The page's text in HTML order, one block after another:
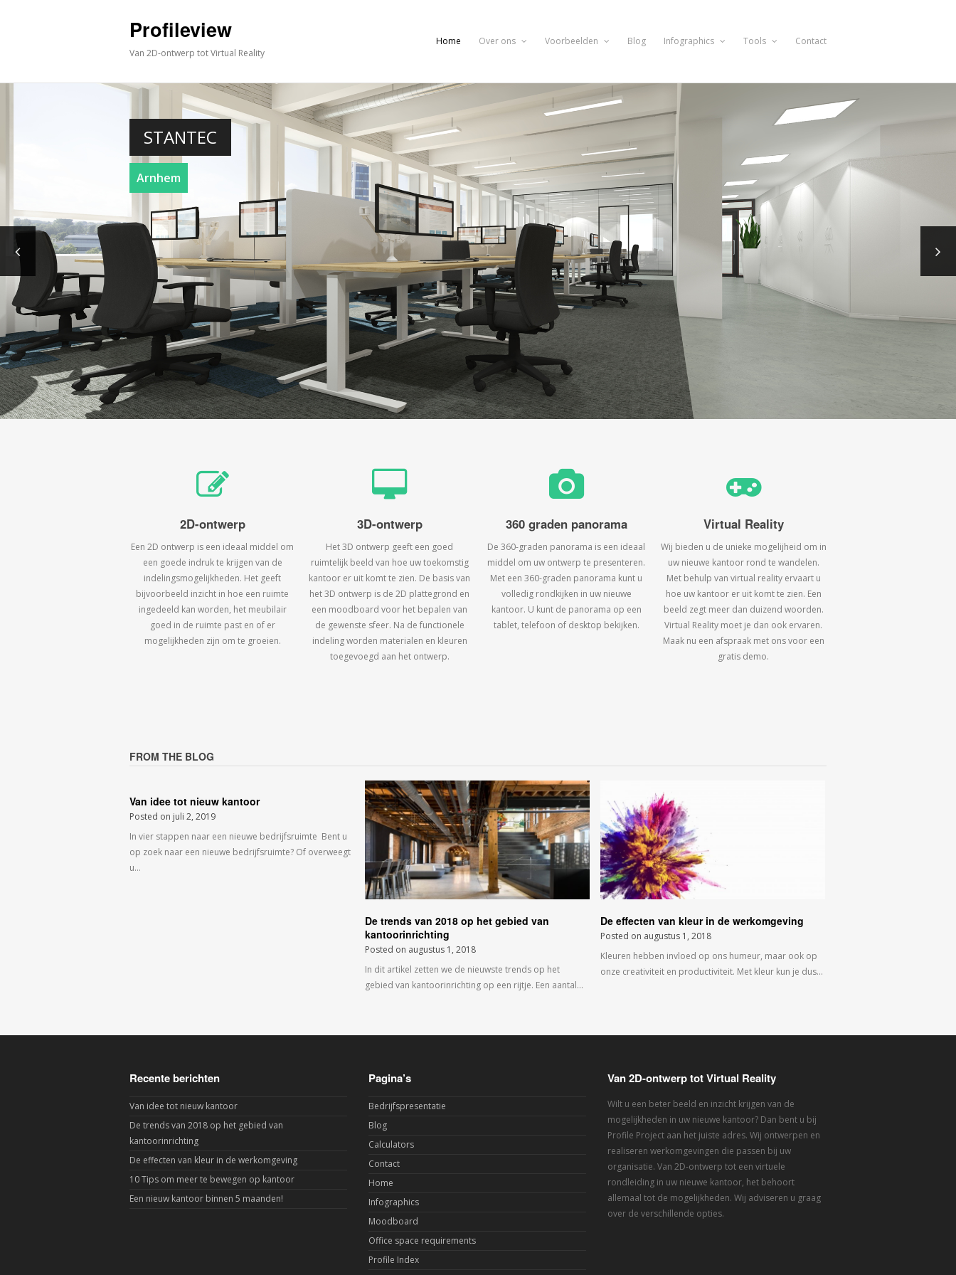
Profileview
Van 2D-ontwerp tot Virtual Reality
Home Over ons Voorbeelden Blog Infographics Tools Contact
STANTEC
Arnhem
2D-ontwerp
Een 2D ontwerp is een ideaal middel om
een goede indruk te krijgen van de
indelingsmogelijkheden. Het geeft
bijvoorbeeld inzicht in hoe een ruimte
ingedeeld kan worden, het meubilair
goed in de ruimte past en of er
mogelijkheden zijn om te groeien.
3D-ontwerp
Het 3D ontwerp geeft een goed
ruimtelijk beeld van hoe uw toekomstig
kantoor er uit komt te zien. De basis van
het 3D ontwerp is de 2D plattegrond en
een moodboard voor het bepalen van
de gewenste sfeer. Na de functionele
indeling worden materialen en kleuren
toegevoegd aan het ontwerp.
360 graden panorama
De 360-graden panorama is een ideaal
middel om uw ontwerp te presenteren.
Met een 360-graden panorama kunt u
volledig rondkijken in uw nieuwe
kantoor. U kunt de panorama op een
tablet, telefoon of desktop bekijken.
Virtual Reality
Wij bieden u de unieke mogelijheid om in
uw nieuwe kantoor rond te wandelen.
Met behulp van virtual reality ervaart u
hoe uw kantoor er uit komt te zien. Een
beeld zegt meer dan duizend woorden.
Virtual Reality moet je dan ook ervaren.
Maak nu een afspraak met ons voor een
gratis demo.
FROM THE BLOG
Van idee tot nieuw kantoor
Posted on juli 2, 2019
In vier stappen naar een nieuwe bedrijfsruimte Bent u
op zoek naar een nieuwe bedrijfsruimte? Of overweegt
u…
De trends van 2018 op het gebied van
kantoorinrichting
Posted on augustus 1, 2018
In dit artikel zetten we de nieuwste trends op het
gebied van kantoorinrichting op een rijtje. Een aantal…
De effecten van kleur in de werkomgeving
Posted on augustus 1, 2018
Kleuren hebben invloed op ons humeur, maar ook op
onze creativiteit en productiviteit. Met kleur kun je dus…
Recente berichten
Van idee tot nieuw kantoor
De trends van 2018 op het gebied van
kantoorinrichting
De effecten van kleur in de werkomgeving
10 Tips om meer te bewegen op kantoor
Een nieuw kantoor binnen 5 maanden!
Pagina’s
Bedrijfspresentatie
Blog
Calculators
Contact
Home
Infographics
Moodboard
Office space requirements
Profile Index
Van 2D-ontwerp tot Virtual Reality
Wilt u een beter beeld en inzicht krijgen van de
mogelijkheden in uw nieuwe kantoor? Dan bent u bij
Profile Project aan het juiste adres. Wij ontwerpen en
realiseren werkomgevingen die passen bij uw
organisatie. Van 2D-ontwerp tot een virtuele
rondleiding in uw nieuwe kantoor, het behoort
allemaal tot de mogelijkheden. Wij adviseren u graag
over de verschillende opties.